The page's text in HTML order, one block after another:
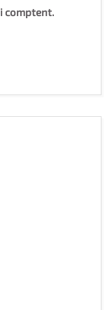
comptent.